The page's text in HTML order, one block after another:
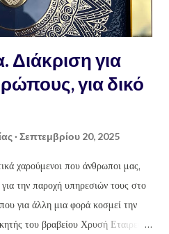
Διάκριση για
για δικό
Σεπτεμβρίου 20, 2025
χαρούμενοι που άνθρωποι μας,
την παροχή υπηρεσιών τους στο
για άλλη μια φορά κοσμεί την
του βραβείου Χρυσή Εταιρεία